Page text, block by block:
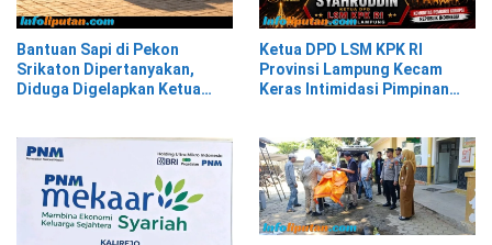
Bantuan Sapi di Pekon
Srikaton Dipertanyakan,
Diduga Digelapkan Ketua
Ketua DPD LSM KPK RI
Provinsi Lampung Kecam
Keras Intimidasi Pimpinan